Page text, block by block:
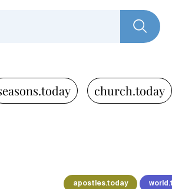
church.today
apostles.today